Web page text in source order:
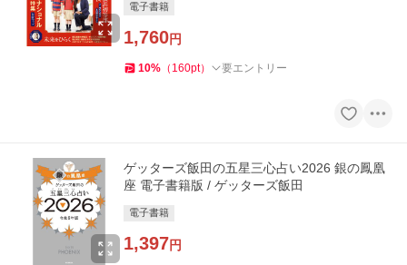
電子書籍
1,760円
10% （ 160pt） 要エントリー
ゲッターズ飯田の五星三心占い2026 銀の鳳凰
座 電子書籍版 / ゲッターズ飯田
電子書籍
1,397円